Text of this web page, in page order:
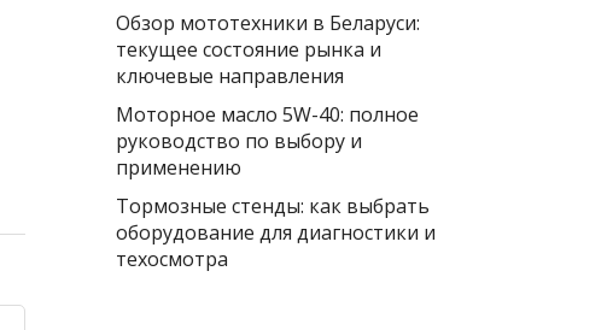
Обзор мототехники в Беларуси:
текущее состояние рынка и
ключевые направления
Моторное масло 5W-40: полное
руководство по выбору и
применению
Тормозные стенды: как выбрать
оборудование для диагностики и
техосмотра